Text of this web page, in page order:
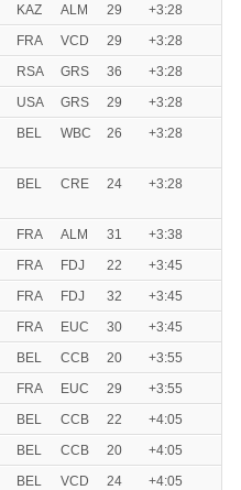
KAZ ALM 29
+3:28
FRA VCD 29
+3:28
RSA GRS 36
+3:28
USA GRS 29
+3:28
BEL WBC 26 +3:28
BEL CRE 24 +3:28
FRA ALM 31
+3:38
FRA FDJ 22
+3:45
FRA FDJ 32
+3:45
FRA EUC 30
+3:45
BEL CCB 20
+3:55
FRA EUC 29
+3:55
BEL CCB 22
+4:05
BEL CCB 20
+4:05
BEL VCD 24
+4:05